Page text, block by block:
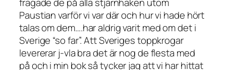
Paustian varför vi var där och hur vi hade hört
talas om dem….har aldrig varit med om det i
Sverige “so far”. Att Sveriges toppkrogar
levererar j-vla bra det är nog de flesta med
på och i min bok så tycker jag att vi har hittat